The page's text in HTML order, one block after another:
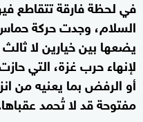
في لحظة فارقة تتقاطع
السلام، وجدت حركة
يضعها بين خيارين لا
لإنهاء حرب غزة، التي
أو الرفض بما يعنيه من
مفتوحة قد لا تُحمد